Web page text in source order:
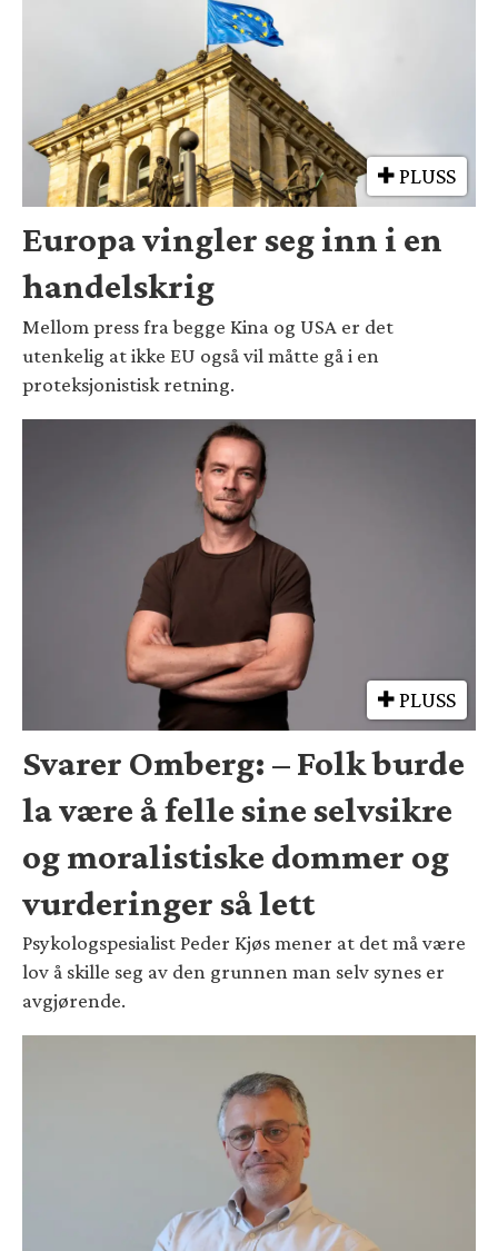
PLUSS
Europa vingler seg inn i en
handelskrig
Mellom press fra begge Kina og USA er det
utenkelig at ikke EU også vil måtte gå i en
proteksjonistisk retning.
PLUSS
Svarer Omberg: – Folk burde
la være å felle sine selvsikre
og moralistiske dommer og
vurderinger så lett
Psykologspesialist Peder Kjøs mener at det må være
lov å skille seg av den grunnen man selv synes er
avgjørende.